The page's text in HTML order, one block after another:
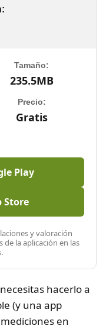
Tamaño:
235.5MB
Precio:
Gratis
Play
Store
y valoración
de la aplicación en las
hacerlo a
(y una app
en